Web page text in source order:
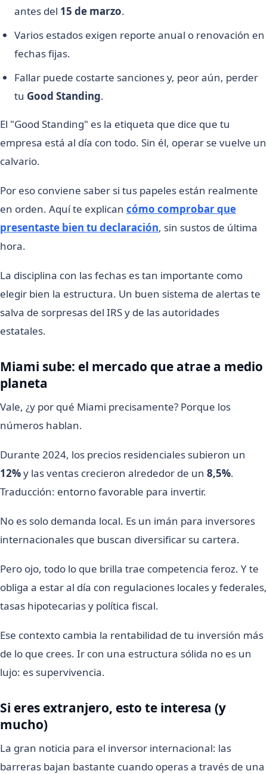
antes del 15 de marzo.
Varios estados exigen reporte anual o renovación en
fechas fijas.
Fallar puede costarte sanciones y, peor aún, perder
tu Good Standing.
El "Good Standing" es la etiqueta que dice que tu
empresa está al día con todo. Sin él, operar se vuelve un
calvario.
Por eso conviene saber si tus papeles están realmente
en orden. Aquí te explican cómo comprobar que
presentaste bien tu declaración, sin sustos de última
hora.
La disciplina con las fechas es tan importante como
elegir bien la estructura. Un buen sistema de alertas te
salva de sorpresas del IRS y de las autoridades
estatales.
Miami sube: el mercado que atrae a medio
planeta
Vale, ¿y por qué Miami precisamente? Porque los
números hablan.
Durante 2024, los precios residenciales subieron un
12%y las ventas crecieron alrededor de un 8,5%.
Traducción: entorno favorable para invertir.
No es solo demanda local. Es un imán para inversores
internacionales que buscan diversificar su cartera.
Pero ojo, todo lo que brilla trae competencia feroz. Y te
obliga a estar al día con regulaciones locales y federales,
tasas hipotecarias y política fiscal.
Ese contexto cambia la rentabilidad de tu inversión más
de lo que crees. Ir con una estructura sólida no es un
lujo: es supervivencia.
Si eres extranjero, esto te interesa (y
mucho)
La gran noticia para el inversor internacional: las
barreras bajan bastante cuando operas a través de una